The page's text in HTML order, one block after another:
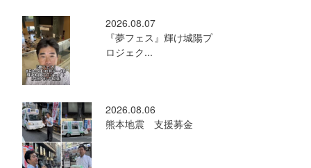
2026.08.07
『夢フェス』輝け城陽プ
ロジェク...
2026.08.06
熊本地震 支援募金